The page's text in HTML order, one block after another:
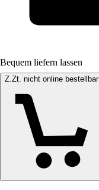
Bequem liefern lassen
Z.Zt. nicht online bestellbar